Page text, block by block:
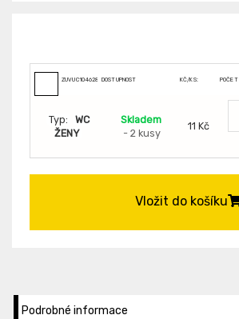
ZUVUC104628 DOSTUPNOST KČ/KS: POČET
Typ:
WC
ŽENY
Skladem
- 2 kusy
11 Kč
Vložit do košíku
Podrobné informace